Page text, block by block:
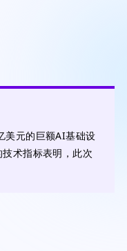
元的巨额AI基础设
术指标表明，此次